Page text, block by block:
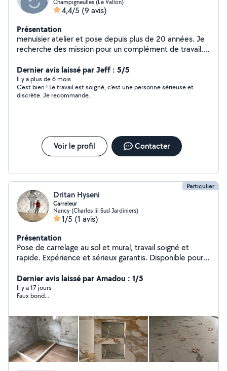
Champigneulles (Le Vallon)
4,4/5 (9 avis)
Présentation
menuisier atelier et pose depuis plus de 20 années. Je
recherche des mission pour un complément de travail.
réalise des travaux de rénovation bois et cloison sèche.
Pose et rénovation parquet. Réalisation et pose
d'agencement.
Dernier avis laissé par Jeff : 5/5
Il y a plus de 6 mois
C'est bien ! Le travail est soigné, c'est une personne sérieuse et
discrète. Je recommande.
Voir le profil Contacter
Particulier
Dritan Hyseni
Carreleur
Nancy (Charles Iii Sud Jardiniers)
1/5 (1 avis)
Présentation
Pose de carrelage au sol et mural, travail soigné et
rapide. Expérience et sérieux garantis. Disponible pour
terrasse, etc. N'hésitez pas à me contacter pour un
devis gratuit.
Dernier avis laissé par Amadou : 1/5
Il y a 17 jours
Faux bond...